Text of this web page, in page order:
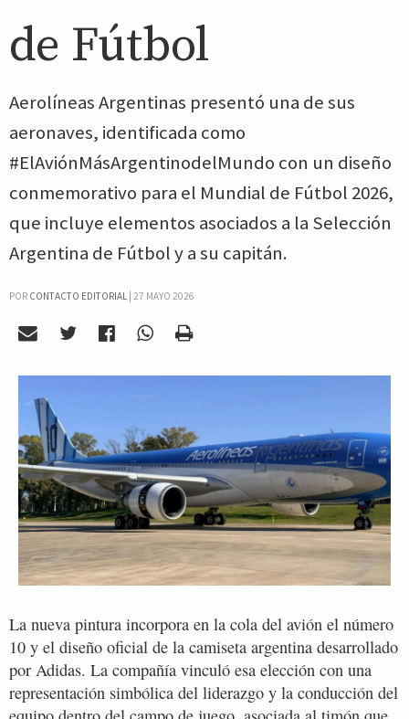
de Fútbol
Aerolíneas Argentinas presentó una de sus
aeronaves, identificada como
#ElAviónMásArgentinodelMundo con un diseño
conmemorativo para el Mundial de Fútbol 2026,
que incluye elementos asociados a la Selección
Argentina de Fútbol y a su capitán.
POR CONTACTO EDITORIAL| 27 MAYO 2026
La nueva pintura incorpora en la cola del avión el número
10 y el diseño oficial de la camiseta argentina desarrollado
por Adidas. La compañía vinculó esa elección con una
representación simbólica del liderazgo y la conducción del